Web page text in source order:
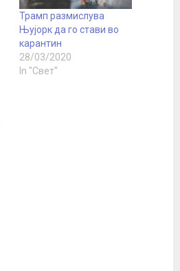
Трамп размислува
Њујорк да го стави во
карантин
28/03/2020
In "Свет"